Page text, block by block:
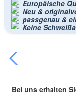
Europäische
Neu &
passgenau &
Keine
Bei uns erhalten